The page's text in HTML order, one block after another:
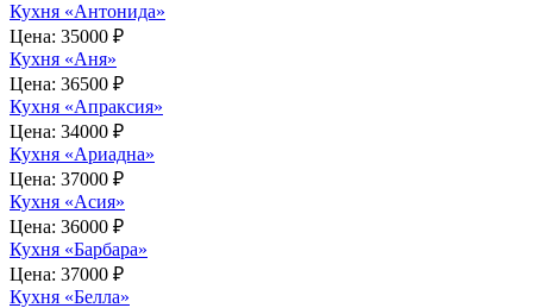
Кухня «Антонида»
Цена: 35000 ₽
Кухня «Аня»
Цена: 36500 ₽
Кухня «Апраксия»
Цена: 34000 ₽
Кухня «Ариадна»
Цена: 37000 ₽
Кухня «Асия»
Цена: 36000 ₽
Кухня «Барбара»
Цена: 37000 ₽
Кухня «Белла»